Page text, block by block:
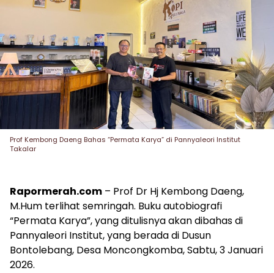
Prof Kembong Daeng Bahas “Permata Karya” di Pannyaleori Institut
Takalar
Rapormerah.com – Prof Dr Hj Kembong Daeng,
M.Hum terlihat semringah. Buku autobiografi
“Permata Karya”, yang ditulisnya akan dibahas di
Pannyaleori Institut, yang berada di Dusun
Bontolebang, Desa Moncongkomba, Sabtu, 3 Januari
2026.